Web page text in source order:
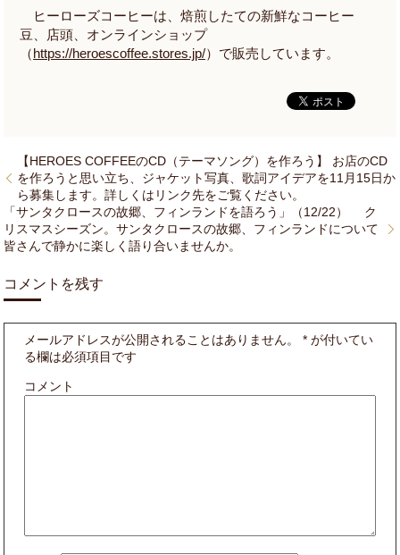
ヒーローズコーヒーは、焙煎したての新鮮なコーヒー
豆、店頭、オンラインショップ
（https://heroescoffee.stores.jp/）で販売しています。
【HEROES COFFEEのCD（テーマソング）を作ろう】 お店のCD
を作ろうと思い立ち、ジャケット写真、歌詞アイデアを11月15日か
ら募集します。詳しくはリンク先をご覧ください。
「サンタクロースの故郷、フィンランドを語ろう」（12/22） ク
リスマスシーズン。サンタクロースの故郷、フィンランドについて
皆さんで静かに楽しく語り合いませんか。
コメントを残す
メールアドレスが公開されることはありません。 * が付いてい
る欄は必須項目です
コメント